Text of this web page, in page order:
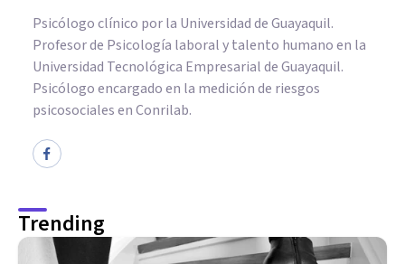
Psicólogo clínico por la Universidad de Guayaquil.
Profesor de Psicología laboral y talento humano en la
Universidad Tecnológica Empresarial de Guayaquil.
Psicólogo encargado en la medición de riesgos
psicosociales en Conrilab.
Trending